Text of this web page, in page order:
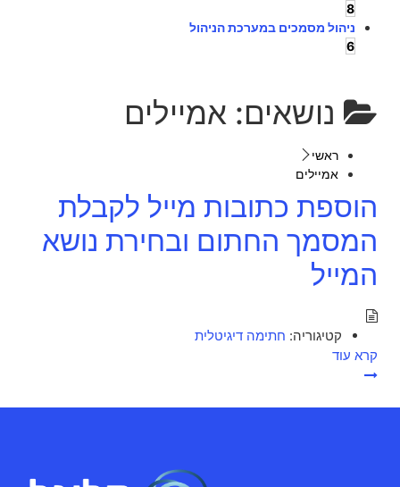
8
ניהול מסמכים במערכת הניהול
6
נושאים: אמיילים
ראשי
אמיילים
הוספת כתובות מייל לקבלת
המסמך החתום ובחירת נושא
המייל
קטיגוריה: חתימה דיגיטלית
קרא עוד